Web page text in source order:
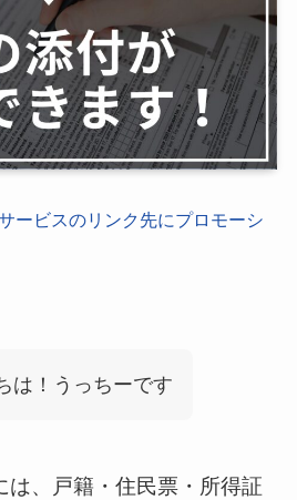
ービスのリンク先にプロモーシ
は！うっちーです
は、戸籍・住民票・所得証